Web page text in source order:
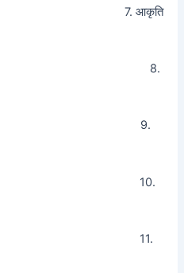
7. आकृति
8.
9.
10.
11.